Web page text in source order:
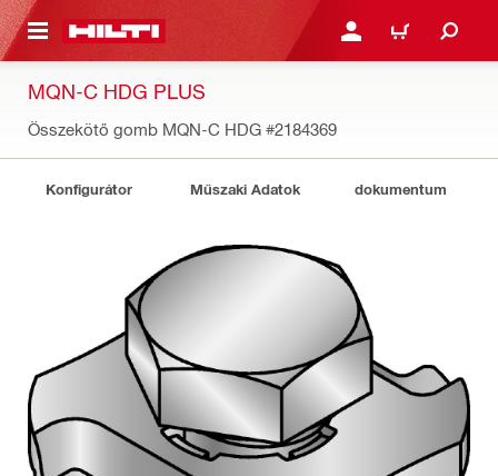
TARTALOMRA BEJELENTKEZÉS VAGY
KOSÁR
MQN-C HDG PLUS
Összekötő gomb MQN-C HDG #2184369
Konfigurátor Műszaki Adatok dokumentum